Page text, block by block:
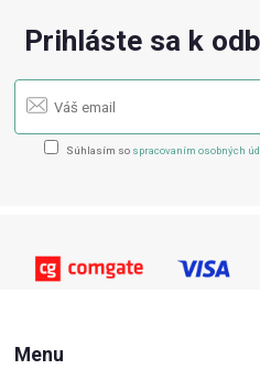
Prihláste sa k
Súhlasím so spracovaním osobných
Menu